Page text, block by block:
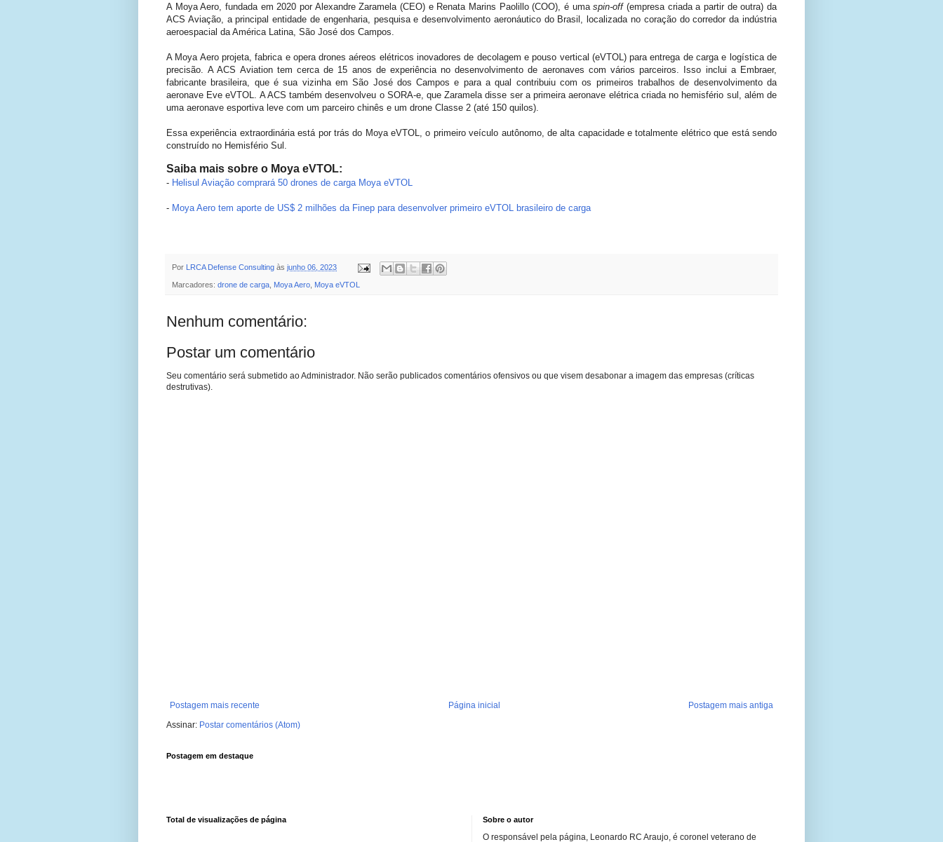
A Moya Aero, fundada em 2020 por Alexandre Zaramela (CEO) e Renata Marins Paolillo (COO), é umaspin-off(empresa criada a partir de outra) da
ACS Aviação, a principal entidade de engenharia, pesquisa e desenvolvimento aeronáutico do Brasil, localizada no coração do corredor da indústria
aeroespacial da América Latina, São José dos Campos.
A Moya Aero projeta, fabrica e opera drones aéreos elétricos inovadores de decolagem e pouso vertical (eVTOL) para entrega de carga e logística de
precisão. A ACS Aviation tem cerca de 15 anos de experiência no desenvolvimento de aeronaves com vários parceiros. Isso inclui a Embraer,
fabricante brasileira, que é sua vizinha em São José dos Campos e para a qual contribuiu com os primeiros trabalhos de desenvolvimento da
aeronave Eve eVTOL. A ACS também desenvolveu o SORA-e, que Zaramela disse ser a primeira aeronave elétrica criada no hemisfério sul, além de
uma aeronave esportiva leve com um parceiro chinês e um drone Classe 2 (até 150 quilos).
Essa experiência extraordinária está por trás do Moya eVTOL, o primeiro veículo autônomo, de alta capacidade e totalmente elétrico que está sendo
construído no Hemisfério Sul.
Saiba mais sobre o Moya eVTOL:
- Helisul Aviação comprará 50 drones de carga Moya eVTOL
- Moya Aero tem aporte de US$ 2 milhões da Finep para desenvolver primeiro eVTOL brasileiro de carga
Por LRCA Defense Consulting às junho 06, 2023
Marcadores: drone de carga Moya Aero Moya eVTOL
Nenhum comentário:
Postar um comentário
Seu comentário será submetido ao Administrador. Não serão publicados comentários ofensivos ou que visem desabonar a imagem das empresas (críticas
destrutivas).
Postagem mais recente Postagem mais antiga
Página inicial
Assinar: Postar comentários (Atom)
Postagem em destaque
Total de visualizações de página Sobre o autor
O responsável pela página, Leonardo RC Araujo, é coronel veterano de